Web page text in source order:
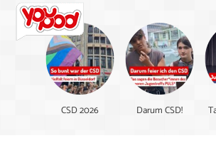
CSD 2026 Darum CSD!